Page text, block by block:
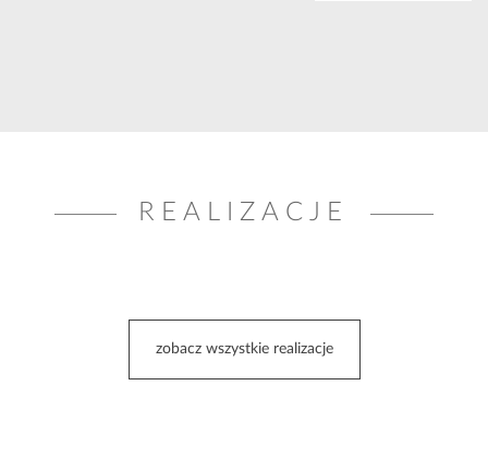
REALIZACJE
zobacz wszystkie realizacje